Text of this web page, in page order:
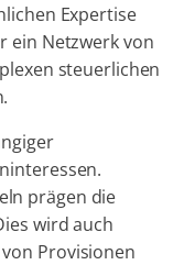
Expertise
ein Netzwerk von
steuerlichen
prägen die
wird auch
Provisionen